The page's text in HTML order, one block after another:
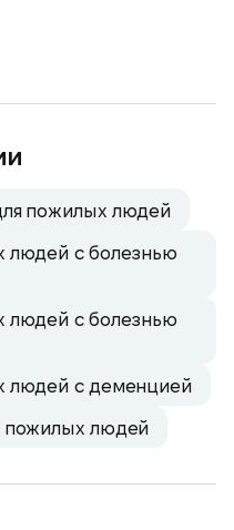
пожилых людей
людей с болезнью
людей с болезнью
людей с деменцией
пожилых людей